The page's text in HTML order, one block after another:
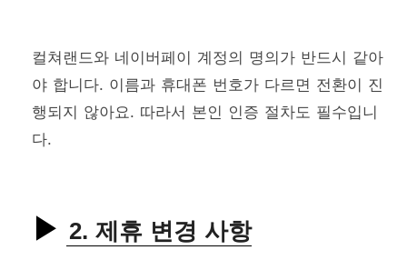
컬쳐랜드와 네이버페이 계정의 명의가 반드시 같아
야 합니다. 이름과 휴대폰 번호가 다르면 전환이 진
행되지 않아요. 따라서 본인 인증 절차도 필수입니
다.
2. 제휴 변경 사항